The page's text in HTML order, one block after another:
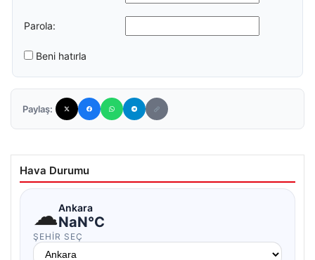
Parola:
Beni hatırla
Paylaş:
Hava Durumu
☁Ankara
NaN°C
ŞEHIR SEÇ